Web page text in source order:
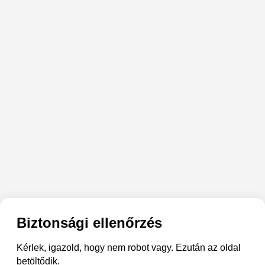
Biztonsági ellenőrzés
Kérlek, igazold, hogy nem robot vagy. Ezután az oldal
betöltődik.